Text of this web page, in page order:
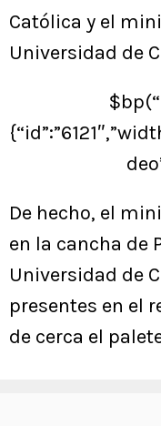
Católica y el
Universidad de
De hecho, el
en la cancha de
Universidad de
presentes en el
de cerca el